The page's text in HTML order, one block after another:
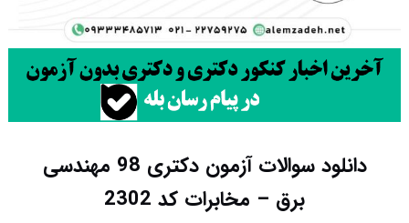
دانلود سوالات آزمون دکتری 98 مهندسی
برق – مخابرات کد 2302